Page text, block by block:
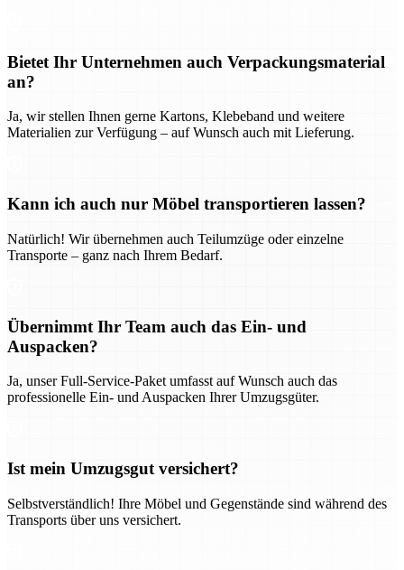
Bietet Ihr Unternehmen auch Verpackungsmaterial
an?
Ja, wir stellen Ihnen gerne Kartons, Klebeband und weitere
Materialien zur Verfügung – auf Wunsch auch mit Lieferung.
Kann ich auch nur Möbel transportieren lassen?
Natürlich! Wir übernehmen auch Teilumzüge oder einzelne
Transporte – ganz nach Ihrem Bedarf.
Übernimmt Ihr Team auch das Ein- und
Auspacken?
Ja, unser Full-Service-Paket umfasst auf Wunsch auch das
professionelle Ein- und Auspacken Ihrer Umzugsgüter.
Ist mein Umzugsgut versichert?
Selbstverständlich! Ihre Möbel und Gegenstände sind während des
Transports über uns versichert.